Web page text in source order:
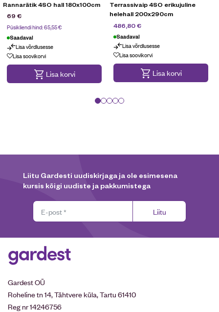
Rannarätik 4SO hall 180x100cm
69 €
Püsikliendi hind:65,55€
Saadaval
Lisa võrdlusesse
Lisa soovikorvi
Lisa korvi
Terrassivaip 4SO erikujuline
helehall 200x290cm
486,80€
Saadaval
Maksa 3 osas Püsikliendi pakkumine
Lisa võrdlusesse
Lisa soovikorvi
Lisa korvi
Liitu Gardesti uudiskirjaga ja ole esimesena
kursis kõigi uudiste ja pakkumistega
Liitu
Gardest OÜ
Roheline tn 14, Tähtvere küla, Tartu 61410
Reg nr 14246756